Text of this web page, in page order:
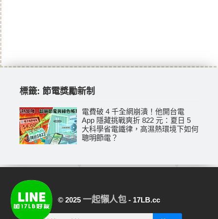
標籤: 節電獎勵新制
電費破 4 千全網崩潰！他開台電
App 隱藏挑戰爽折 822 元：夏日 5
大科學省電鐵律，高濕熱環境下如何
聰明節電？
86讚 168閱讀 0評論
© 2025 一起懶人包 - 17LB.cc